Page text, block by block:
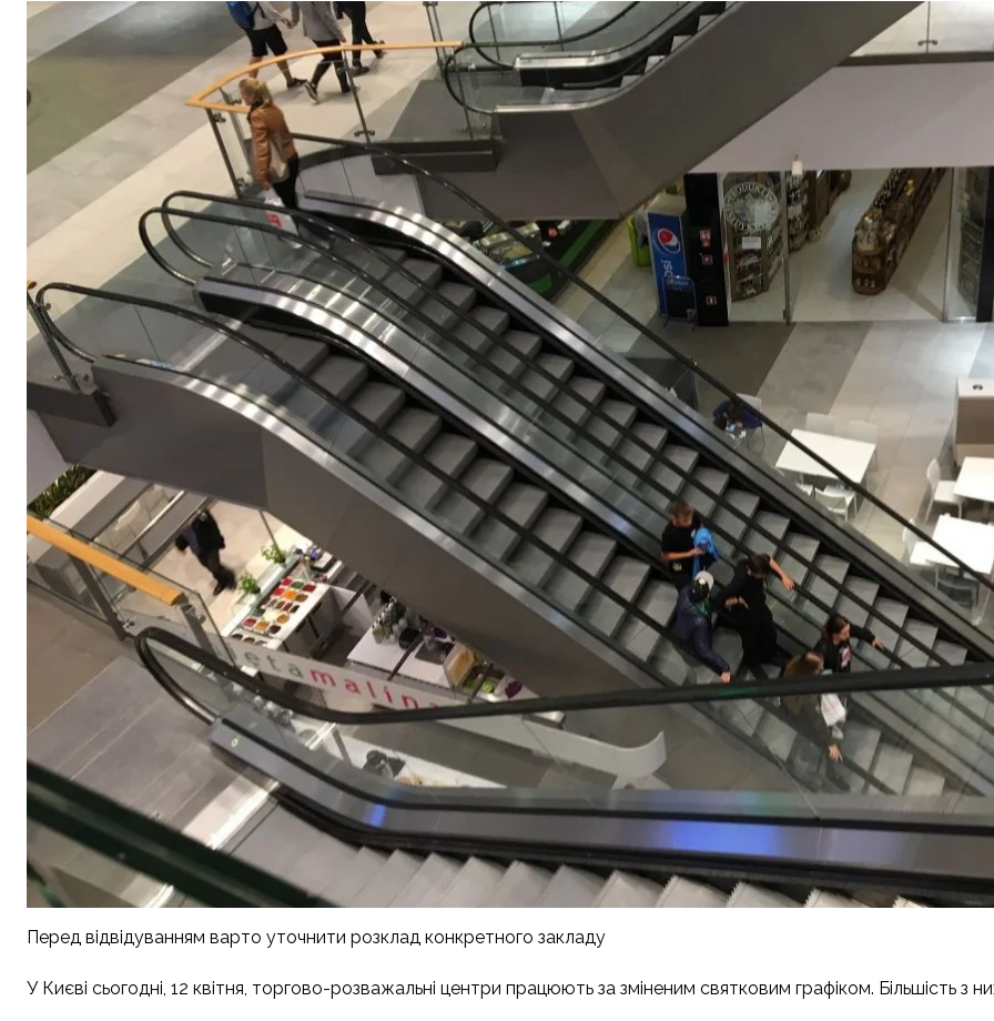
Перед відвідуванням варто уточнити розклад конкретного закладу
У Києві сьогодні, 12 квітня, торгово-розважальні центри працюють за зміненим святковим графіком. Більшість з